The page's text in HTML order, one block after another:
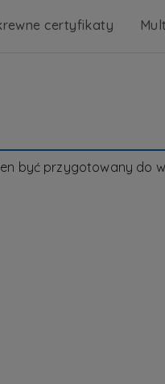
certyfikaty
być przygotowany do